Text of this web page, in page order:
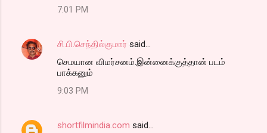
7:01 PM
சி.பி.செந்தில்குமார் said…
செமயான விமர்சனம்.இன்னைக்குத்தான் படம்
பாக்கனும்
9:03 PM
shortfilmindia.com said…